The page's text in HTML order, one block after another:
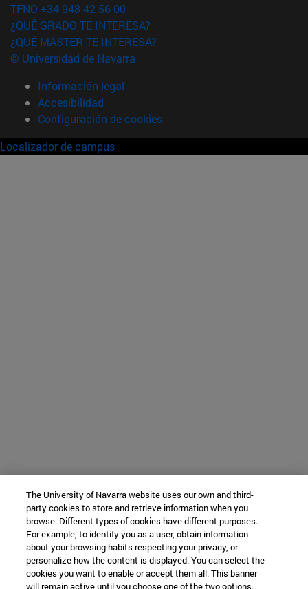
TFNO +34 948 42 56 00
¿QUÉ GRADO TE INTERESA?
¿QUÉ MÁSTER TE INTERESA?
© Universidad de Navarra
Información legal
Accesibilidad
Configuración de cookies
Localizador de campus
The University of Navarra website uses our own and third-
party cookies to store and retrieve information when you
browse. Different types of cookies have different purposes.
For example, to identify you as a user, obtain information
about your browsing habits respecting your privacy, or
personalize how the content is displayed. You can select the
cookies you want to enable or accept them all. This banner
will remain active until you choose one of the two options.